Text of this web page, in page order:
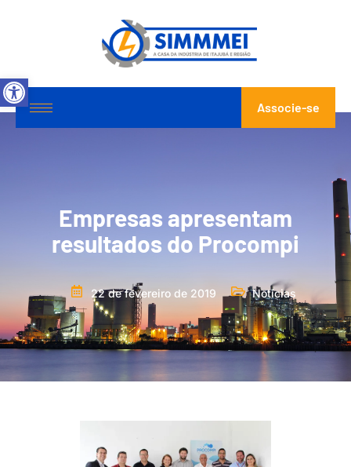
Abrir a barra de ferramentas
Associe-se
Empresas apresentam
resultados do Procompi
22 de fevereiro de 2019 Notícias